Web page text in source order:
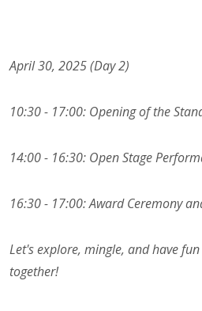
April 30, 2025 (Day 2)
10:30 - 17:00: Opening of the
14:00 - 16:30: Open Stage
16:30 - 17:00: Award Ceremony
Let's explore, mingle, and have
together!